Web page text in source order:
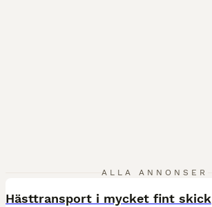
ALLA ANNONSER
Hästtransport i mycket fint skick